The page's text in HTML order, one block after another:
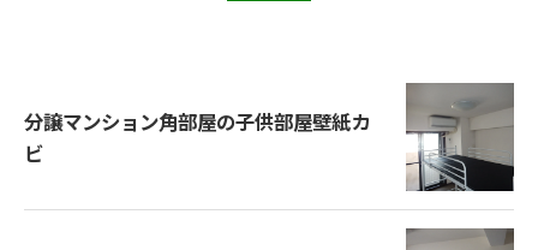
分譲マンション角部屋の子供部屋壁紙カ
ビ